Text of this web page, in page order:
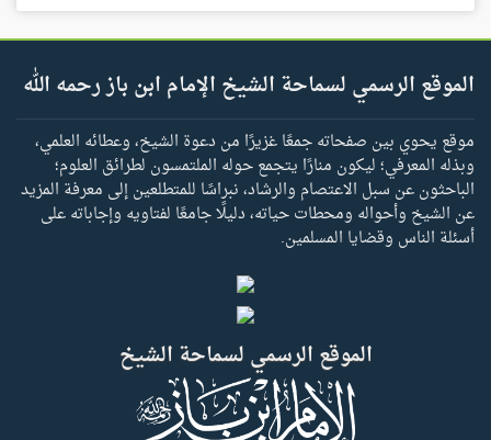
الموقع الرسمي لسماحة الشيخ الإمام ابن باز رحمه الله
موقع يحوي بين صفحاته جمعًا غزيرًا من دعوة الشيخ، وعطائه العلمي،
وبذله المعرفي؛ ليكون منارًا يتجمع حوله الملتمسون لطرائق العلوم؛
الباحثون عن سبل الاعتصام والرشاد، نبراسًا للمتطلعين إلى معرفة المزيد
عن الشيخ وأحواله ومحطات حياته، دليلًا جامعًا لفتاويه وإجاباته على
أسئلة الناس وقضايا المسلمين.
الموقع الرسمي لسماحة الشيخ